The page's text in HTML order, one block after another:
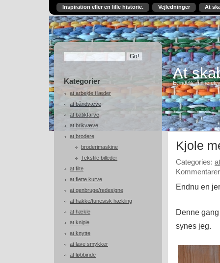
Inspiration eller en lille historie. Vejledninger At
Kategorier
at arbejde i læder
at båndvæve
at batikfarve
at brikvæve
at brodere
broderimaskine
Tekstile billeder
at filte
at flette kurve
at genbruge/redesigne
at hakke/tunesisk hækling
at hækle
at kniple
at knytte
at lave smykker
at løbbinde
At
Et indblik i mine
Kjole
Categories:
Endnu en
Denne
synes jeg.